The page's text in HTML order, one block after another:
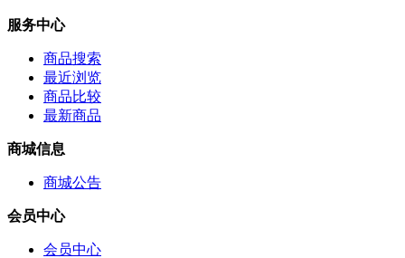
服务中心
商品搜索
最近浏览
商品比较
最新商品
商城信息
商城公告
会员中心
会员中心